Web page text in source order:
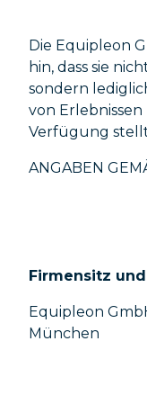
Die Equipleon
hin, dass sie
sondern
von
Verfügung
ANGABEN
Firmensitz
Equipleon
München